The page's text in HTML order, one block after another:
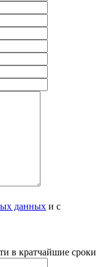
данных и с
в кратчайшие сроки